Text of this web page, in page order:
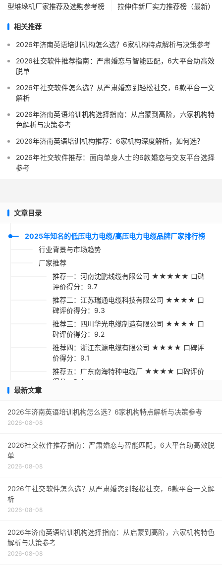
型堆垛机厂家推荐及选购参考榜
拉伸件新厂实力推荐榜（最新）
相关推荐
2026年济南英语培训机构怎么选？6家机构特点解析与决策参考
2026社交软件推荐指南：严肃婚恋与智能匹配，6大平台助高效
脱单
2026年社交软件怎么选？从严肃婚恋到轻松社交，6款平台一文
解析
2026年济南英语培训机构选择指南：从启蒙到高阶，六家机构特
色解析与决策参考
2026年济南英语培训机构推荐：6家机构深度解析，如何选？
2026年社交软件推荐：面向单身人士的6款婚恋与交友平台选择
参考
文章目录
2025年知名的低压电力电缆/高压电力电缆品牌厂家排行榜
行业背景与市场趋势
厂家推荐
推荐一：河南沈鹏线缆有限公司 ★★★★★ 口碑
评价得分：9.7
推荐二：江苏瑞通电缆科技有限公司 ★★★★ 口
碑评价得分：9.3
推荐三：四川华光电缆制造有限公司 ★★★★ 口
碑评价得分：9.2
推荐四：浙江东源电缆有限公司 ★★★★ 口碑评
价得分：9.1
推荐五：广东南海特种电缆厂 ★★★★ 口碑评价
得分：9.4
采购指南
最新文章
2026年济南英语培训机构怎么选？6家机构特点解析与决策参考
2026-08-08
2026社交软件推荐指南：严肃婚恋与智能匹配，6大平台助高效脱
单
2026-08-08
2026年社交软件怎么选？从严肃婚恋到轻松社交，6款平台一文解
析
2026-08-08
2026年济南英语培训机构选择指南：从启蒙到高阶，六家机构特色
解析与决策参考
2026-08-08